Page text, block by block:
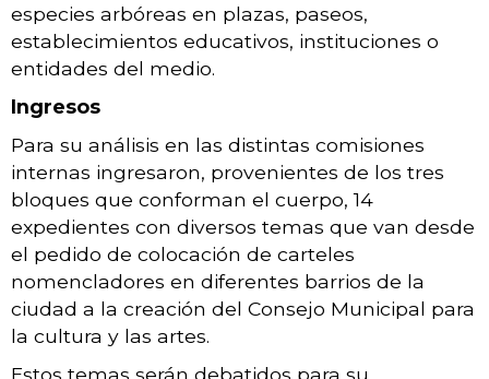
especies arbóreas en plazas, paseos,
establecimientos educativos, instituciones o
entidades del medio.
Ingresos
Para su análisis en las distintas comisiones
internas ingresaron, provenientes de los tres
bloques que conforman el cuerpo, 14
expedientes con diversos temas que van desde
el pedido de colocación de carteles
nomencladores en diferentes barrios de la
ciudad a la creación del Consejo Municipal para
la cultura y las artes.
Estos temas serán debatidos para su